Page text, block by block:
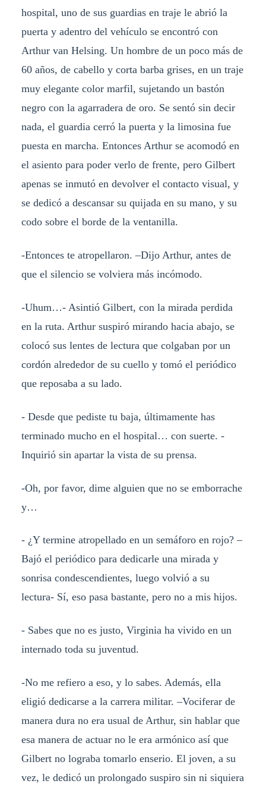
hospital, uno de sus guardias en traje le abrió la
puerta y adentro del vehículo se encontró con
Arthur van Helsing. Un hombre de un poco más de
60 años, de cabello y corta barba grises, en un traje
muy elegante color marfil, sujetando un bastón
negro con la agarradera de oro. Se sentó sin decir
nada, el guardia cerró la puerta y la limosina fue
puesta en marcha. Entonces Arthur se acomodó en
el asiento para poder verlo de frente, pero Gilbert
apenas se inmutó en devolver el contacto visual, y
se dedicó a descansar su quijada en su mano, y su
codo sobre el borde de la ventanilla.
-Entonces te atropellaron. –Dijo Arthur, antes de
que el silencio se volviera más incómodo.
-Uhum…- Asintió Gilbert, con la mirada perdida
en la ruta. Arthur suspiró mirando hacia abajo, se
colocó sus lentes de lectura que colgaban por un
cordón alrededor de su cuello y tomó el periódico
que reposaba a su lado.
- Desde que pediste tu baja, últimamente has
terminado mucho en el hospital… con suerte. -
Inquirió sin apartar la vista de su prensa.
-Oh, por favor, dime alguien que no se emborrache
y…
- ¿Y termine atropellado en un semáforo en rojo? –
Bajó el periódico para dedicarle una mirada y
sonrisa condescendientes, luego volvió a su
lectura- Sí, eso pasa bastante, pero no a mis hijos.
- Sabes que no es justo, Virginia ha vivido en un
internado toda su juventud.
-No me refiero a eso, y lo sabes. Además, ella
eligió dedicarse a la carrera militar. –Vociferar de
manera dura no era usual de Arthur, sin hablar que
esa manera de actuar no le era armónico así que
Gilbert no lograba tomarlo enserio. El joven, a su
vez, le dedicó un prolongado suspiro sin ni siquiera